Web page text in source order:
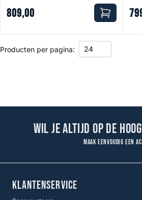
809,00
Producten per pagina:
Wil je altijd op de
Maak eenvoudig een
KLANTENSERVICE